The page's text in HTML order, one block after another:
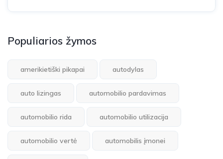
Populiarios žymos
amerikietiški pikapai autodylas
auto lizingas automobilio pardavimas
automobilio rida automobilio utilizacija
automobilio vertė automobilis įmonei